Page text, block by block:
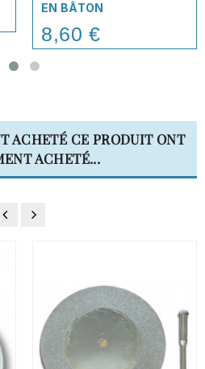
EN BÂTON
Price
8,60 €
ACHETÉ CE PRODUIT ONT
ACHETÉ...